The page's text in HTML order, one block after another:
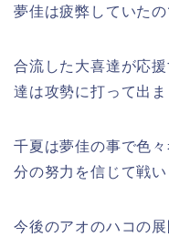
夢佳は疲弊していた
合流した大喜達が応
達は攻勢に打って出ま
千夏は夢佳の事で色
分の努力を信じて戦い
今後のアオのハコの